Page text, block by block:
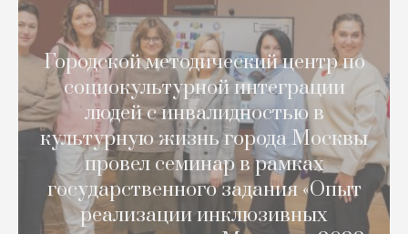
Городской методический центр по
социокультурной интеграции
людей с инвалидностью в
культурную жизнь города Москвы
провел семинар в рамках
государственного задания «Опыт
реализации инклюзивных